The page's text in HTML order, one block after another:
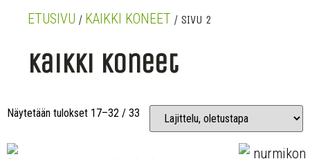
ETUSIVU / KAIKKI KONEET / SIVU 2
Kaikki koneet
Näytetään tulokset 17–32 / 33